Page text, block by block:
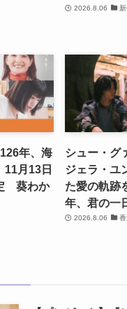
2026.8.06
年、海
11月13日
葵わか
シュー・グ
ジェラ・ユ
た愛の軌跡
年、君の一
2026.8.06